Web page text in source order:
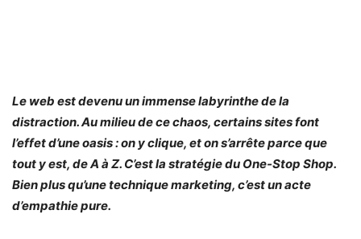
Le web est devenu un immense labyrinthe de la
distraction. Au milieu de ce chaos, certains sites font
l’effet d’une oasis : on y clique, et on s’arrête parce que
tout y est, de A à Z. C’est la stratégie du One-Stop Shop.
Bien plus qu’une technique marketing, c’est un acte
d’empathie pure.